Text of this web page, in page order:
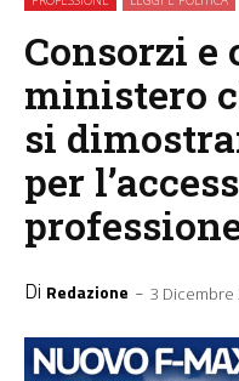
Consorzi e
ministero
si
per
Di Redazione - 3 Dicembre